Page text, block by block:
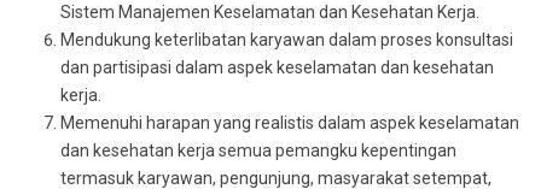
Sistem Manajemen Keselamatan dan Kesehatan Kerja.
Mendukung keterlibatan karyawan dalam proses konsultasi
dan partisipasi dalam aspek keselamatan dan kesehatan
kerja.
Memenuhi harapan yang realistis dalam aspek keselamatan
dan kesehatan kerja semua pemangku kepentingan
termasuk karyawan, pengunjung, masyarakat setempat,